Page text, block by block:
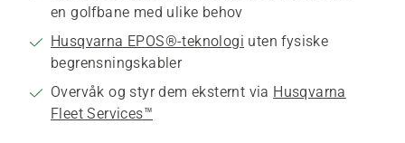
en golfbane med ulike behov
Husqvarna EPOS®-teknologi uten fysiske
begrensningskabler
Overvåk og styr dem eksternt via Husqvarna
Fleet Services™